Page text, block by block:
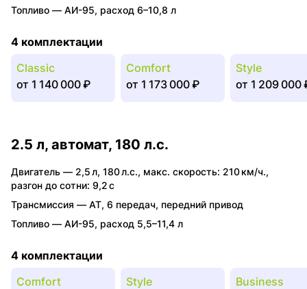
Топливо — АИ-95, расход 6–10,8 л
4 комплектации
Classic
от 1 140 000 ₽
Comfort
от 1 173 000 ₽
Style
от 1 209 000
2.5 л, автомат, 180 л.с.
Двигатель — 2,5 л, 180 л.с., макс. скорость: 210 км/ч.,
разгон до сотни: 9,2 с
Трансмиссия — AT, 6 передач, передний привод
Топливо — АИ-95, расход 5,5–11,4 л
4 комплектации
Comfort
Style
Business